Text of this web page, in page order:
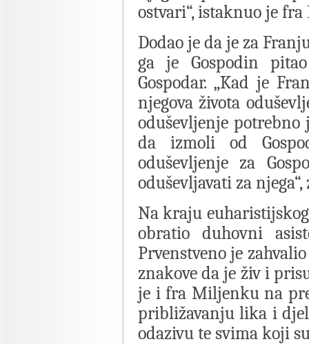
ostvari“, istaknuo je
Dodao je da je za
ga je Gospodin
Gospodar. „Kad je
njegova života
oduševljenje potrebno
da izmoli od
oduševljenje za
oduševljavati za
Na kraju
obratio duhovni
Prvenstveno je
znakove da je živ i
je i fra Miljenku na
približavanju lika i
odazivu te svima koji